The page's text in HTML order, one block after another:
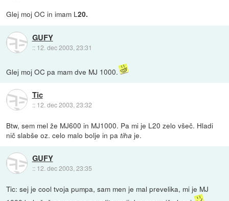
Glej moj OC in imam L20.
GUFY
:: 12. dec 2003, 23:31
Glej moj OC pa mam dve MJ 1000.
Tic
:: 12. dec 2003, 23:32
Btw, sem mel že MJ600 in MJ1000. Pa mi je L20 zelo všeč. Hladi
nič slabše oz. celo malo bolje in patiha je.
GUFY
:: 12. dec 2003, 23:35
Tic: sej je cool tvoja pumpa, sam men je mal prevelika, mi je MJ